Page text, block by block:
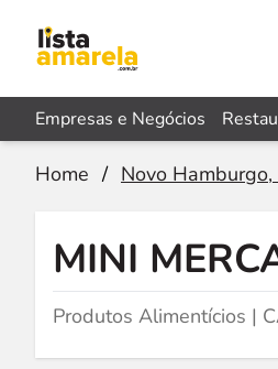
Empresas e Negócios
Home / Novo
MINI
Produtos Alimentícios |